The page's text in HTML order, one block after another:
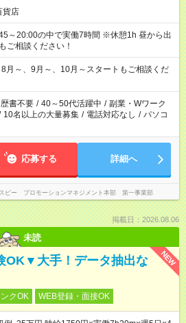
貨店
の中で実働7時間 ※休憩1h 昼から出
ご相談ください！
～、9月～、10月～スタートもご相談くだ
書不要 / 40～50代活躍中 / 副業・Wワーク
10名以上の大量募集 / 電話対応なし / パソコ
応募する 詳細へ
ピー プロモーションマネジメント本部 第一事業部
掲載日：2026.08.06
未読
NEW
OK▼大手！データ抽出な
クOK WEB登録・面接OK